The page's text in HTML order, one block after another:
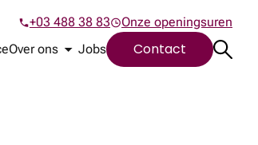
Phone contact
+03 488 38 83
Link to opening hours
Onze openingsuren
Over ons Jobs Contact
Contact